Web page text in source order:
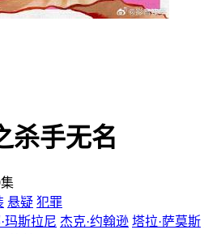
杀手无名
悬疑 犯罪
玛斯拉尼 杰克·约翰逊 塔拉·萨莫斯